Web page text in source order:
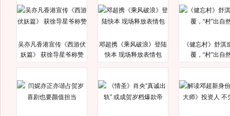
吴亦凡香港宣传《西游伏
妖篇》 获徐导星爷称赞
邓超携《乘风破浪》登陆
快本 现场释放表情包
《健忘村》舒淇
覆，“村”出自